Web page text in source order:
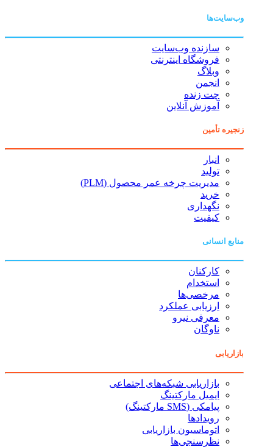
وب‌سایت‌ها
سازنده وب‌سایت
فروشگاه اینترنتی
وبلاگ
انجمن
چت زنده
آموزش آنلاین
زنجیره تأمین
انبار
تولید
مدیریت چرخه عمر محصول (PLM)
خرید
نگهداری
کیفیت
منابع انسانی
کارکنان
استخدام
مرخصی‌ها
ارزیابی عملکرد
معرفی نیرو
ناوگان
بازاریابی
بازاریابی شبکه‌های اجتماعی
ایمیل مارکتینگ
پیامکی (SMS مارکتینگ)
رویدادها
اتوماسیون بازاریابی
نظرسنجی‌ها